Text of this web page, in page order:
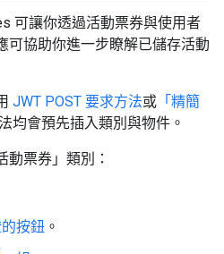
可讓你透過活動票券與使用者
可協助你進一步瞭解已儲存活動
JWT POST 要求方法或 「精簡
均會預先插入類別與物件。
動票券」類別：
按鈕 。